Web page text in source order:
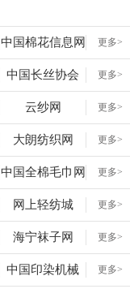
中国棉花信息网 更多>
中国长丝协会 更多>
云纱网 更多>
大朗纺织网 更多>
中国全棉毛巾网 更多>
网上轻纺城 更多>
海宁袜子网 更多>
中国印染机械 更多>